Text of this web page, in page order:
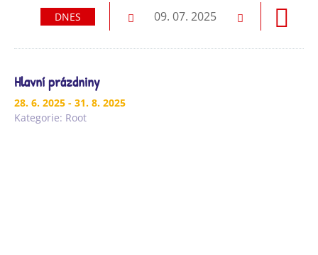
DNES Předchozí
09. 07. 2025
Hlavní prázdniny
28. 6. 2025 - 31. 8. 2025
Kategorie: Root